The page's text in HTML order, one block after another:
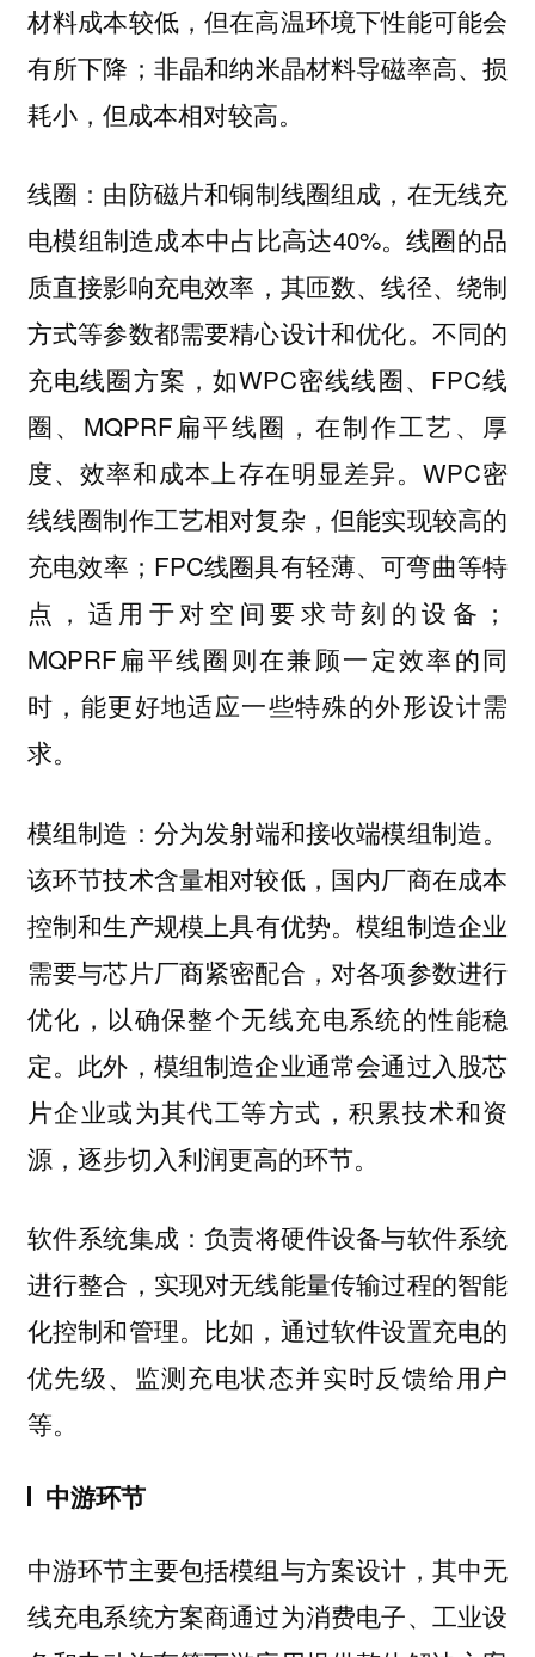
材料成本较低，但在高温环境下性能可能会
有所下降；非晶和纳米晶材料导磁率高、损
耗小，但成本相对较高。
线圈： 由防磁片和铜制线圈组成，在无线充
电模组制造成本中占比高达40%。线圈的品
质直接影响充电效率 ，其匝数、线径、绕制
方式等参数都需要精心设计和优化。不同的
充电线圈方案，如WPC密线线圈、FPC线
圈、MQPRF扁平线圈，在制作工艺、厚
度、效率和成本上存在明显差异。WPC密
线线圈制作工艺相对复杂，但能实现较高的
充电效率；FPC线圈具有轻薄、可弯曲等特
点，适用于对空间要求苛刻的设备；
MQPRF扁平线圈则在兼顾一定效率的同
时，能更好地适应一些特殊的外形设计需
求。
模组制造： 分为发射端和接收端模组制造。
该环节技术含量相对较低，国内厂商在成本
控制和生产规模 上具有优势。模组制造企业
需要与芯片厂商紧密配合，对各项参数进行
优化，以确保整个无线充电系统的性能稳
定。此外，模组制造企业通常会通过入股芯
片企业或为其代工等方式，积累技术和资
源，逐步切入利润更高的环节。
软件系统集成：负责将硬件设备与软件系统
进行整合，实现对无线能量传输过程的智能
化控制和管理。比如，通过软件设置充电的
优先级、监测充电状态并实时反馈给用户
等。
中游环节
中游环节主要包括模组与方案设计，其中无
线充电系统方案商通过为消费电子、工业设